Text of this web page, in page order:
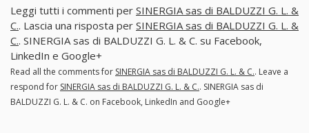
Leggi tutti i commenti per SINERGIA sas di BALDUZZI G. L. &
C.. Lascia una risposta per SINERGIA sas di BALDUZZI G. L. &
C.. SINERGIA sas di BALDUZZI G. L. & C. su Facebook,
LinkedIn e Google+
Read all the comments for SINERGIA sas di BALDUZZI G. L. & C.. Leave a
respond for SINERGIA sas di BALDUZZI G. L. & C.. SINERGIA sas di
BALDUZZI G. L. & C. on Facebook, LinkedIn and Google+